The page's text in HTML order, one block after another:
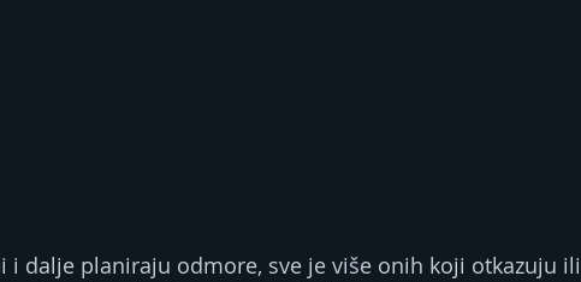
i dalje planiraju odmore, sve je više onih koji otkazuju